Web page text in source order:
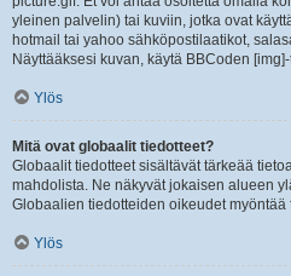
yleinen palvelin) tai kuviin, jotka ovat
hotmail tai yahoo sähköpostilaatikot,
Näyttääksesi kuvan, käytä BBCoden
Ylös
Mitä ovat globaalit tiedotteet?
Globaalit tiedotteet sisältävät tärkeää
mahdolista. Ne näkyvät jokaisen alueen
Globaalien tiedotteiden oikeudet
Ylös